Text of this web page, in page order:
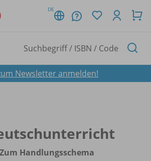
DE
Newsletter anmelden!
Handlungsschema